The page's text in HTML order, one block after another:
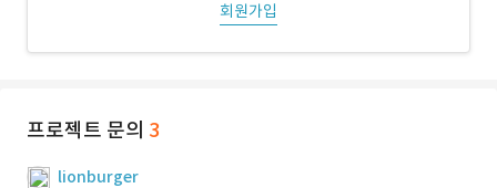
회원가입
프로젝트 문의 3
lionburger